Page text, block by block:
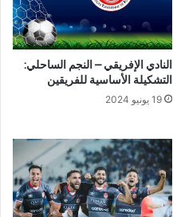
النادي الإفريقي – النجم الساحلي:
التشكيلة الأساسية للفريقين
19 يونيو 2024